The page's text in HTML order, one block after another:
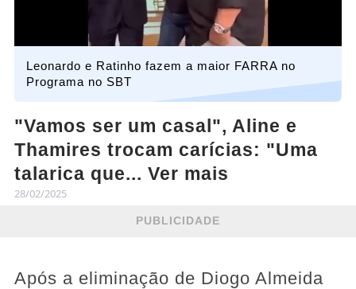
Leonardo e Ratinho fazem a maior FARRA no
Programa no SBT
"Vamos ser um casal", Aline e
Thamires trocam carícias: "Uma
talarica que... Ver mais
28/02/2025
PUBLICIDADE
Após a eliminação de Diogo Almeida